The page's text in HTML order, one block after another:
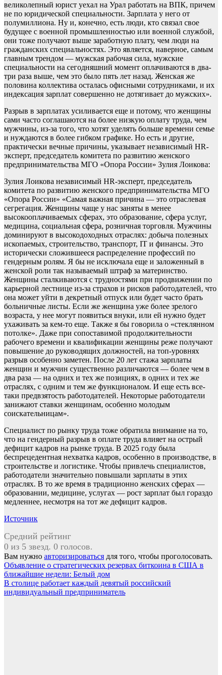
великолепный юрист уехал на Урал работать на ВПК, причем
не по юридической специальности. Зарплата у него от
полумиллиона. Ну и, конечно, есть люди, кто связал свое
будущее с военной промышленностью или военной службой,
они тоже получают выше заработную плату, чем люди на
гражданских специальностях. Это является, наверное, самым
главным трендом — мужская рабочая сила, мужские
специальности на сегодняшний момент оплачиваются в два-
три раза выше, чем это было пять лет назад. Женская же
половина коллектива осталась офисными сотрудниками, и их
индексация зарплат совершенно не дотягивает до мужских».
Разрыв в зарплатах усиливается еще и потому, что женщины
сами часто соглашаются на более низкую оплату труда, чем
мужчины, из-за того, что хотят уделять больше времени семье
и нуждаются в более гибком графике. Но есть и другие,
практически вечные причины, указывает независимый HR-
эксперт, председатель комитета по развитию женского
предпринимательства МГО «Опора России» Зулия Лоикова:
Зулия Лоикова независимый HR-эксперт, председатель
комитета по развитию женского предпринимательства МГО
«Опора России» «Самая важная причина — это отраслевая
сегрегация. Женщины чаще у нас заняты в менее
высокооплачиваемых сферах, это образование, сфера услуг,
медицина, социальная сфера, розничная торговля. Мужчины
доминируют в высокодоходных отраслях: добыча полезных
ископаемых, строительство, транспорт, IT и финансы. Это
исторически сложившееся распределение профессий по
гендерным ролям. Я бы не исключала еще и заложенный в
женской роли так называемый штраф за материнство.
Женщины сталкиваются с трудностями при продвижении по
карьерной лестнице из-за страхов и рисков работодателей, что
она может уйти в декретный отпуск или будет часто брать
больничные листы. Если же женщина уже более зрелого
возраста, у нее могут появиться внуки, или ей нужно будет
ухаживать за кем-то еще. Также я бы говорила о «стеклянном
потолке». Даже при сопоставимой продолжительности
рабочего времени и квалификации женщины реже получают
повышение до руководящих должностей, на топ-уровнях
разрыв особенно заметен. После 20 лет стажа зарплаты
женщин и мужчин существенно различаются — более чем в
два раза — на одних и тех же позициях, в одних и тех же
отраслях, с одним и тем же функционалом. И еще есть все-
таки предвзятость работодателей. Некоторые работодатели
занижают ставки женщинам, особенно молодым
соискательницам».
Специалист по рынку труда тоже обратила внимание на то,
что на гендерный разрыв в оплате труда влияет на острый
дефицит кадров на рынке труда. В 2025 году была
беспрецедентная нехватка кадров, особенно в производстве, в
строительстве и логистике. Чтобы привлечь специалистов,
работодатели значительно повышали зарплаты в этих
отраслях. В то же время в традиционно женских сферах —
образовании, медицине, услугах — рост зарплат был гораздо
медленнее, несмотря на тот же дефицит кадров.
Источник
Средний рейтинг
0 из 5 звезд. 0 голосов.
Вам нужно авторизироваться для того, чтобы проголосовать.
Навигация
по
записям
Объявление о стратегических резервах биткоина в США в
ближайшие недели: Белый дом
В столице работает каждый девятый российский
индивидуальный предприниматель